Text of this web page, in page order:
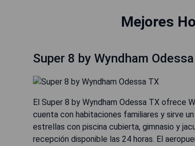
Mejores
Super 8 by Wyndham
El Super 8 by Wyndham Odessa TX ofrece
cuenta con habitaciones familiares y sirve
estrellas con piscina cubierta, gimnasio y
recepción disponible las 24 horas. El